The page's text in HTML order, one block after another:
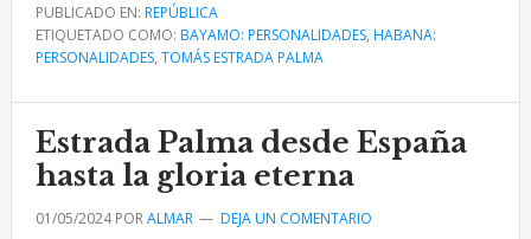
La
Estatua
de
Tomás
Estrada
Palma
en
la
PUBLICADO EN: REPÚBLICA
ETIQUETADO COMO: BAYAMO: PERSONALIDADES, HABANA:
PERSONALIDADES, TOMÁS ESTRADA PALMA
Estrada Palma desde España
hasta la gloria eterna
01/05/2024PORALMAR DEJA UN COMENTARIO